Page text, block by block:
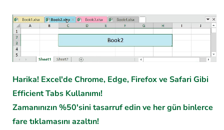
Harika! Excel'de Chrome, Edge, Firefox ve Safari Gibi
Efficient Tabs Kullanımı!
Zamanınızın %50'sini tasarruf edin ve her gün binlerce
fare tıklamasını azaltın!